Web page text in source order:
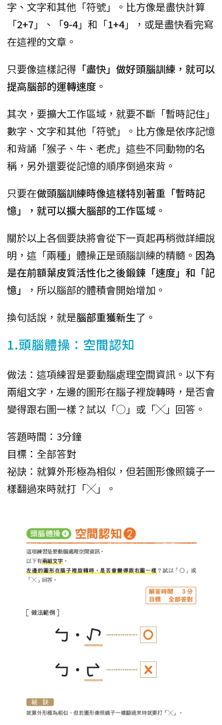
字、文字和其他「符號」。比方像是盡快計算
「2+7 」、「9-4」和「1+4」，或是盡快看完寫
在這裡的文章。
只要像這樣記得 「盡快」做好頭腦訓練，就可以
提高腦部的運轉速度 。
其次，要擴大工作區域，就要不斷「暫時記住」
數字、文字和其他「符號」。比方像是依序記憶
和背誦「猴子、牛、老虎」這些不同動物的名
稱，另外還要從記憶的順序倒過來背。
只要在做頭腦訓練時像這樣特別著重「暫時記
憶」，就可以擴大腦部的工作區域 。
關於以上各個要訣將會從下一頁起再稍微詳細說
明，這「兩種」體操正是頭腦訓練的精髓。 因為
是在前額葉皮質活性化之後鍛鍊「速度」和「記
憶」
，所以腦部的體積會開始增加。
換句話說，就是腦部重獲新生了。
1.頭腦體操：空間認知
做法：這項練習是要動腦處理空間資訊。以下有
兩組文字，左邊的圖形在腦子裡旋轉時，是否會
變得跟右圖一樣？試以「○」或「╳」回答。
答題時間：3分鐘
目標：全部答對
祕訣：就算外形極為相似，但若圖形像照鏡子一
樣翻過來時就打「╳」。